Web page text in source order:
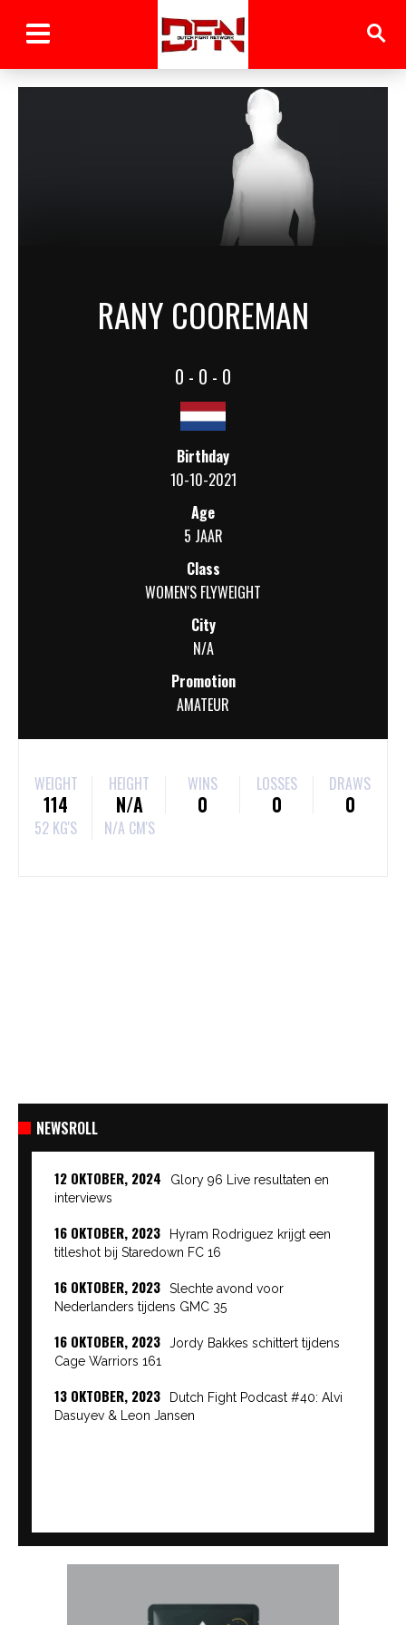
RANY COOREMAN
0 - 0 - 0
Birthday
10-10-2021
Age
5 JAAR
Class
WOMEN'S FLYWEIGHT
City
N/A
Promotion
AMATEUR
WEIGHT
114
52 KG'S
HEIGHT
N/A
N/A CM'S
WINS
0
LOSSES
0
DRAWS
0
NEWSROLL
12 OKTOBER, 2024
Glory 96 Live resultaten en
interviews
16 OKTOBER, 2023
Hyram Rodriguez krijgt een
titleshot bij Staredown FC 16
16 OKTOBER, 2023
Slechte avond voor
Nederlanders tijdens GMC 35
16 OKTOBER, 2023
Jordy Bakkes schittert tijdens
Cage Warriors 161
13 OKTOBER, 2023
Dutch Fight Podcast #40: Alvi
Dasuyev & Leon Jansen